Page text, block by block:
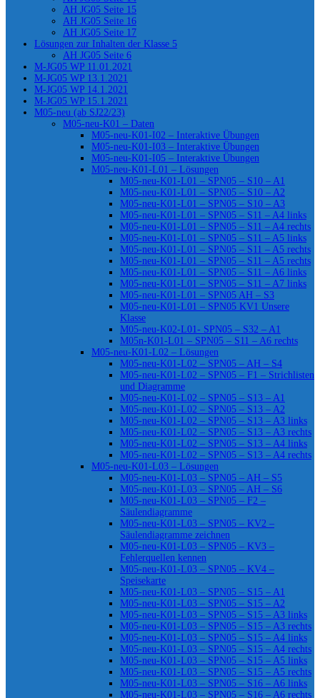
AH JG05 Seite 15
AH JG05 Seite 16
AH JG05 Seite 17
Lösungen zur Inhalten der Klasse 5
AH JG05 Seite 6
M-JG05 WP 11.01.2021
M-JG05 WP 13.1.2021
M-JG05 WP 14.1.2021
M-JG05 WP 15.1.2021
M05-neu (ab SJ22/23)
M05-neu-K01 – Daten
M05-neu-K01-I02 – Interaktive Übungen
M05-neu-K01-I03 – Interaktive Übungen
M05-neu-K01-I05 – Interaktive Übungen
M05-neu-K01-L01 – Lösungen
M05-neu-K01-L01 – SPN05 – S10 – A1
M05-neu-K01-L01 – SPN05 – S10 – A2
M05-neu-K01-L01 – SPN05 – S10 – A3
M05-neu-K01-L01 – SPN05 – S11 – A4 links
M05-neu-K01-L01 – SPN05 – S11 – A4 rechts
M05-neu-K01-L01 – SPN05 – S11 – A5 links
M05-neu-K01-L01 – SPN05 – S11 – A5 rechts
M05-neu-K01-L01 – SPN05 – S11 – A5 rechts
M05-neu-K01-L01 – SPN05 – S11 – A6 links
M05-neu-K01-L01 – SPN05 – S11 – A7 links
M05-neu-K01-L01 – SPN05 AH – S3
M05-neu-K01-L01 – SPN05 KV1 Unsere
Klasse
M05-neu-K02-L01- SPN05 – S32 – A1
M05n-K01-L01 – SPN05 – S11 – A6 rechts
M05-neu-K01-L02 – Lösungen
M05-neu-K01-L02 – SPN05 – AH – S4
M05-neu-K01-L02 – SPN05 – F1 – Strichlisten
und Diagramme
M05-neu-K01-L02 – SPN05 – S13 – A1
M05-neu-K01-L02 – SPN05 – S13 – A2
M05-neu-K01-L02 – SPN05 – S13 – A3 links
M05-neu-K01-L02 – SPN05 – S13 – A3 rechts
M05-neu-K01-L02 – SPN05 – S13 – A4 links
M05-neu-K01-L02 – SPN05 – S13 – A4 rechts
M05-neu-K01-L03 – Lösungen
M05-neu-K01-L03 – SPN05 – AH – S5
M05-neu-K01-L03 – SPN05 – AH – S6
M05-neu-K01-L03 – SPN05 – F2 –
Säulendiagramme
M05-neu-K01-L03 – SPN05 – KV2 –
Säulendiagramme zeichnen
M05-neu-K01-L03 – SPN05 – KV3 –
Fehlerquellen kennen
M05-neu-K01-L03 – SPN05 – KV4 –
Speisekarte
M05-neu-K01-L03 – SPN05 – S15 – A1
M05-neu-K01-L03 – SPN05 – S15 – A2
M05-neu-K01-L03 – SPN05 – S15 – A3 links
M05-neu-K01-L03 – SPN05 – S15 – A3 rechts
M05-neu-K01-L03 – SPN05 – S15 – A4 links
M05-neu-K01-L03 – SPN05 – S15 – A4 rechts
M05-neu-K01-L03 – SPN05 – S15 – A5 links
M05-neu-K01-L03 – SPN05 – S15 – A5 rechts
M05-neu-K01-L03 – SPN05 – S16 – A6 links
M05-neu-K01-L03 – SPN05 – S16 – A6 rechts